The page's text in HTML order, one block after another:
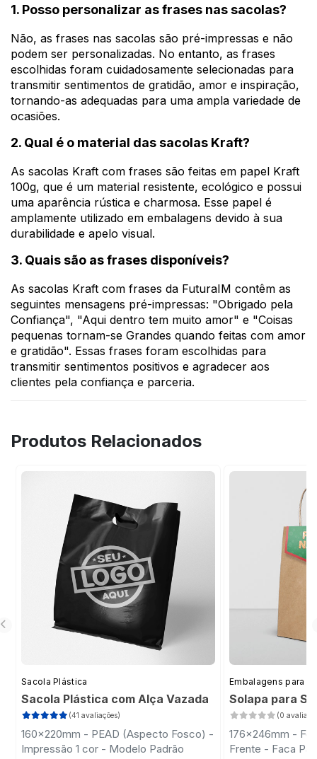
1. Posso personalizar as frases nas sacolas?
Não, as frases nas sacolas são pré-impressas e não
podem ser personalizadas. No entanto, as frases
escolhidas foram cuidadosamente selecionadas para
transmitir sentimentos de gratidão, amor e inspiração,
tornando-as adequadas para uma ampla variedade de
ocasiões.
2. Qual é o material das sacolas Kraft?
As sacolas Kraft com frases são feitas em papel Kraft
100g, que é um material resistente, ecológico e possui
uma aparência rústica e charmosa. Esse papel é
amplamente utilizado em embalagens devido à sua
durabilidade e apelo visual.
3. Quais são as frases disponíveis?
As sacolas Kraft com frases da FuturaIM contêm as
seguintes mensagens pré-impressas: "Obrigado pela
Confiança", "Aqui dentro tem muito amor" e "Coisas
pequenas tornam-se Grandes quando feitas com amor
e gratidão". Essas frases foram escolhidas para
transmitir sentimentos positivos e agradecer aos
clientes pela confiança e parceria.
Produtos Relacionados
Sacola Plástica
Sacola Plástica com Alça Vazada
(41 avaliações)
160x220mm - PEAD (Aspecto Fosco) -
Impressão 1 cor - Modelo Padrão
Embalagens para
Solapa para
(0
176x246mm -
Frente - Faca